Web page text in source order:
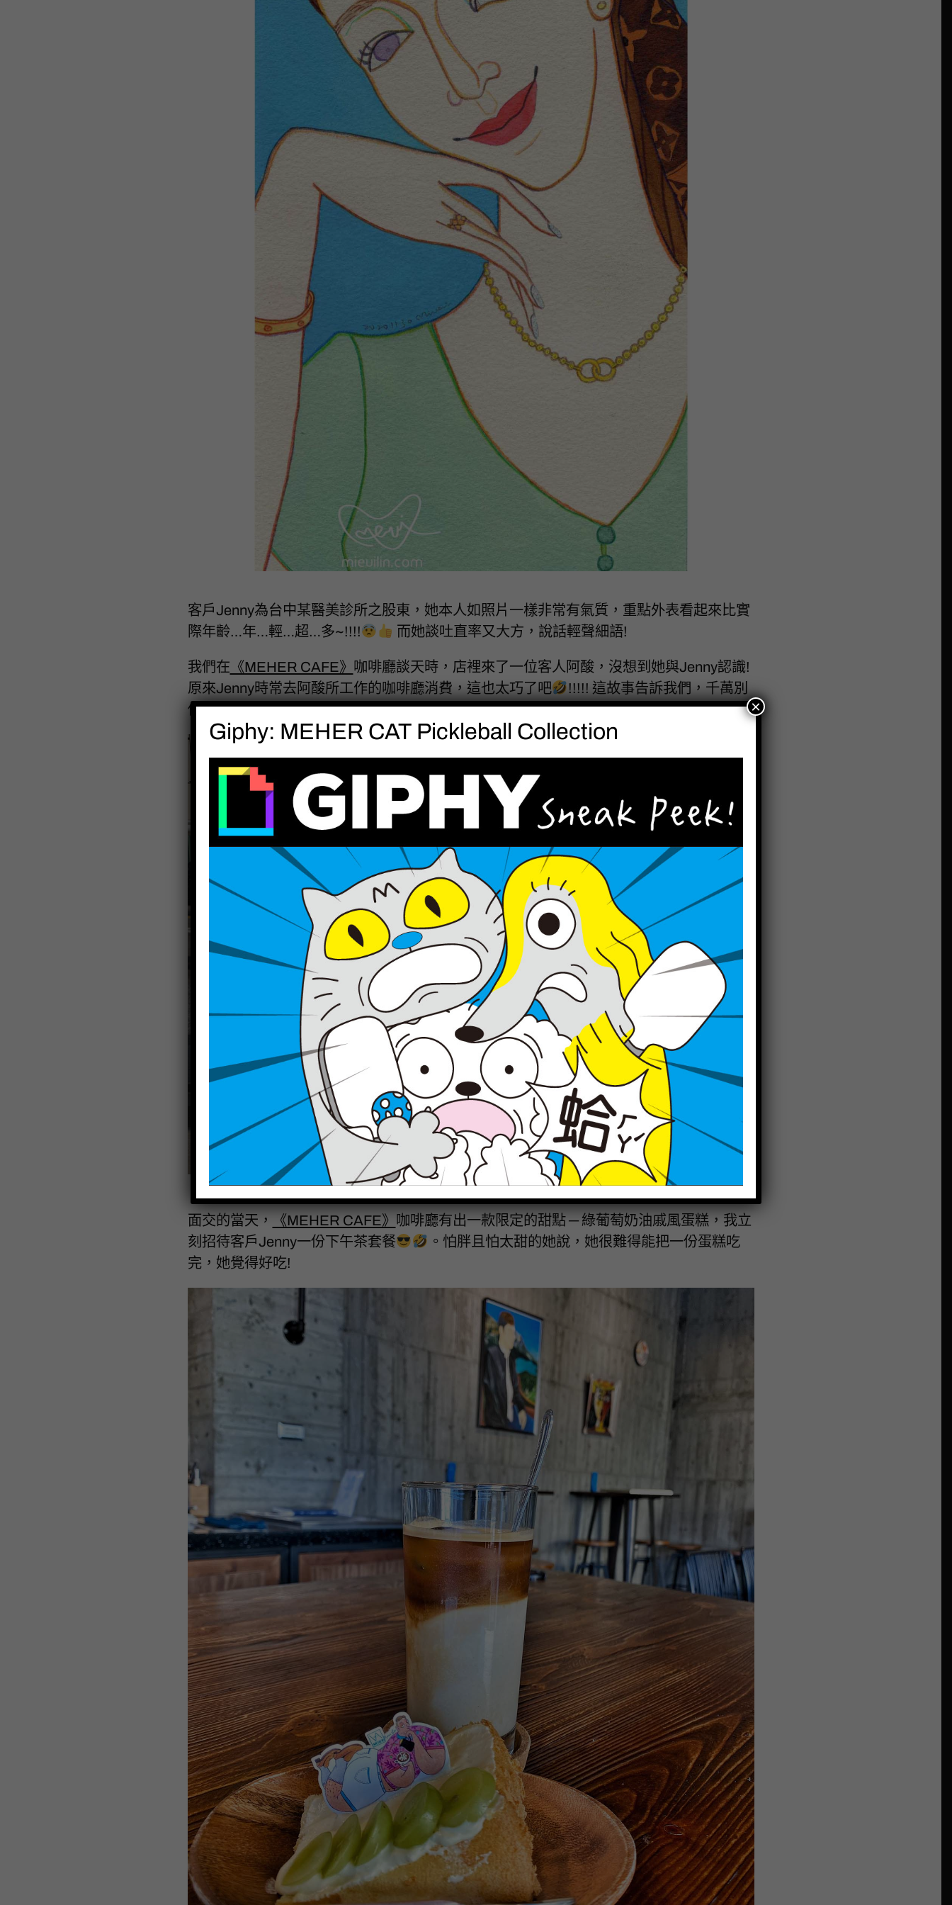
客戶Jenny為台中某醫美診所之股東，她本人如照片一樣非常有氣質，重點外表看起來比實
際年齡…年…輕…超…多~!!!!
而她談吐直率又大方，說話輕聲細語!
我們在 《MEHER CAFE》 咖啡廳談天時，店裡來了一位客人阿酸，沒想到她與Jenny認識!
原來Jenny時常去阿酸所工作的咖啡廳消費，這也太巧了吧
!!!!! 這故事告訴我們，千萬別
做壞事，因為隨時可能被遇到….
!
面交的當天， 《MEHER CAFE》 咖啡廳有出一款限定的甜點 ─ 綠葡萄奶油戚風蛋糕，我立
刻招待客戶Jenny一份下午茶套餐
。怕胖且怕太甜的她說，她很難得能把一份蛋糕吃
完，她覺得好吃!
Giphy: MEHER CAT Pickleball Collection
×